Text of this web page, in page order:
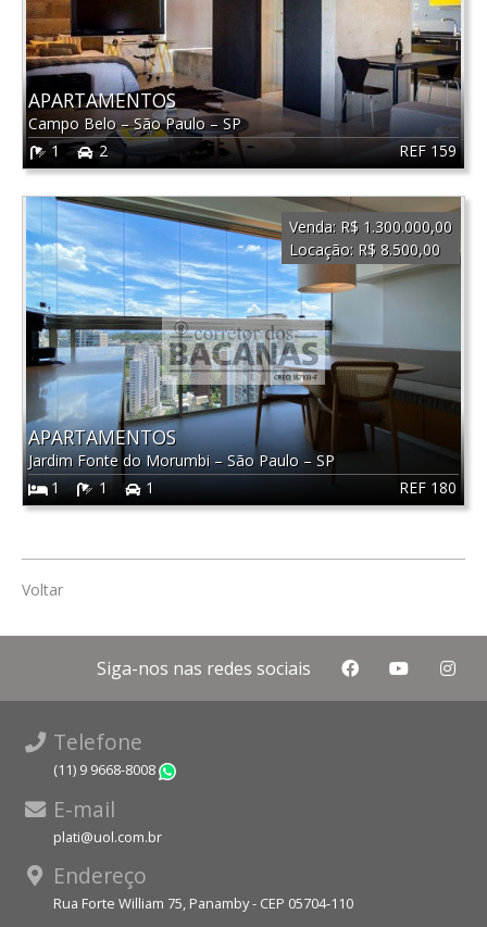
REF 159
APARTAMENTOS
Campo Belo–São Paulo– SP
1
2
REF 180
APARTAMENTOS
Jardim Fonte do Morumbi–São Paulo– SP
1
1 1
Venda: R$ 1.300.000,00
Locação: R$ 8.500,00
Voltar
Siga-nos nas redes sociais
Telefone
(11) 9 9668-8008
E-mail
plati@uol.com.br
Endereço
Rua Forte William 75, Panamby - CEP 05704-110